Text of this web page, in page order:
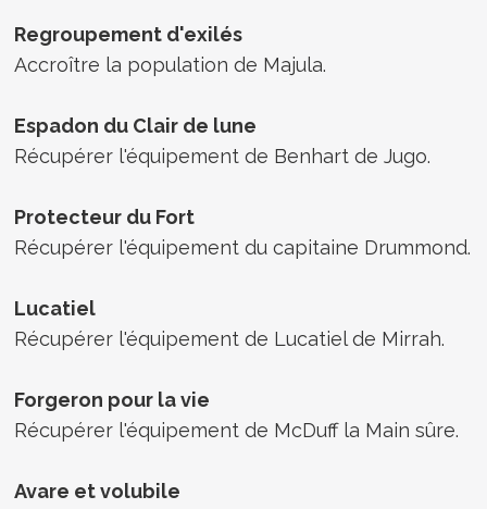
Regroupement d'exilés
Accroître la population de Majula.
Espadon du Clair de lune
Récupérer l'équipement de Benhart de Jugo.
Protecteur du Fort
Récupérer l'équipement du capitaine Drummond.
Lucatiel
Récupérer l'équipement de Lucatiel de Mirrah.
Forgeron pour la vie
Récupérer l'équipement de McDuff la Main sûre.
Avare et volubile